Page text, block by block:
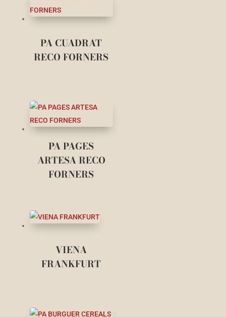
PA CUADRAT
RECO FORNERS
PA PAGES
ARTESA RECO
FORNERS
VIENA
FRANKFURT